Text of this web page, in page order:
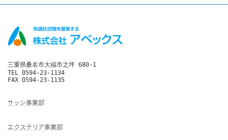
三重県桑名市大福市之坪 680-1
TEL 0594-23-1134
FAX 0594-23-1135
サッシ事業部
エクステリア事業部